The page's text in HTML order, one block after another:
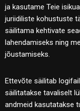
ja kasutame Teie
juriidiliste kohustuste
säilitama kehtivate
lahendamiseks ning
jõustamiseks.
Ettevõte säilitab
säilitatakse tavaliselt
andmeid kasutatakse